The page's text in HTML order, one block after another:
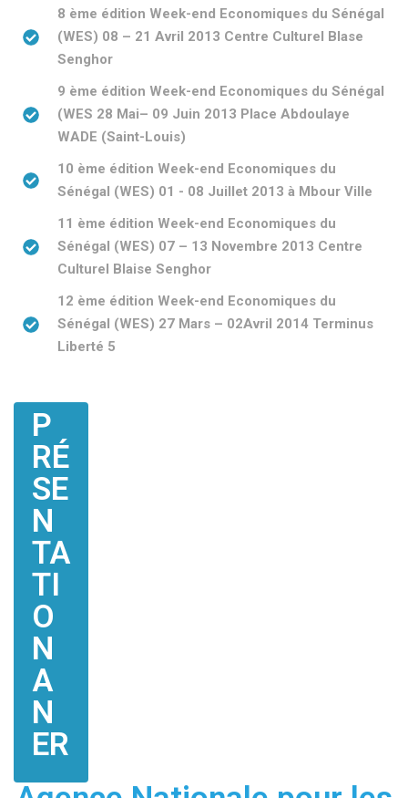
8 ème édition Week-end Economiques du Sénégal
(WES) 08 – 21 Avril 2013 Centre Culturel Blase
Senghor
9 ème édition Week-end Economiques du Sénégal
(WES 28 Mai– 09 Juin 2013 Place Abdoulaye
WADE (Saint-Louis)
10 ème édition Week-end Economiques du
Sénégal (WES) 01 - 08 Juillet 2013 à Mbour Ville
11 ème édition Week-end Economiques du
Sénégal (WES) 07 – 13 Novembre 2013 Centre
Culturel Blaise Senghor
12 ème édition Week-end Economiques du
Sénégal (WES) 27 Mars – 02Avril 2014 Terminus
Liberté 5
P
RÉ
SE
N
TA
TI
O
N
A
N
ER